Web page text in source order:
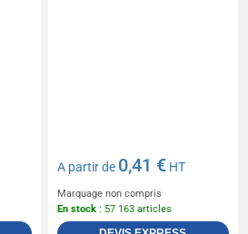
A partir de 0,41 € HT
Marquage non compris
En stock : 57 163 articles